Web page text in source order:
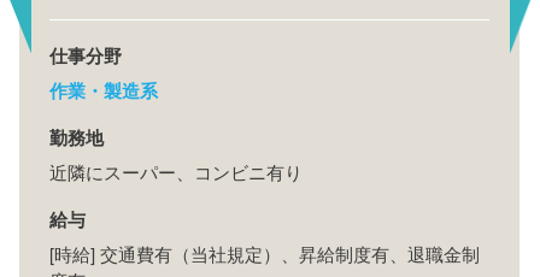
仕事分野
作業・製造系
勤務地
近隣にスーパー、コンビニ有り
給与
[時給] 交通費有（当社規定）、昇給制度有、退職金制